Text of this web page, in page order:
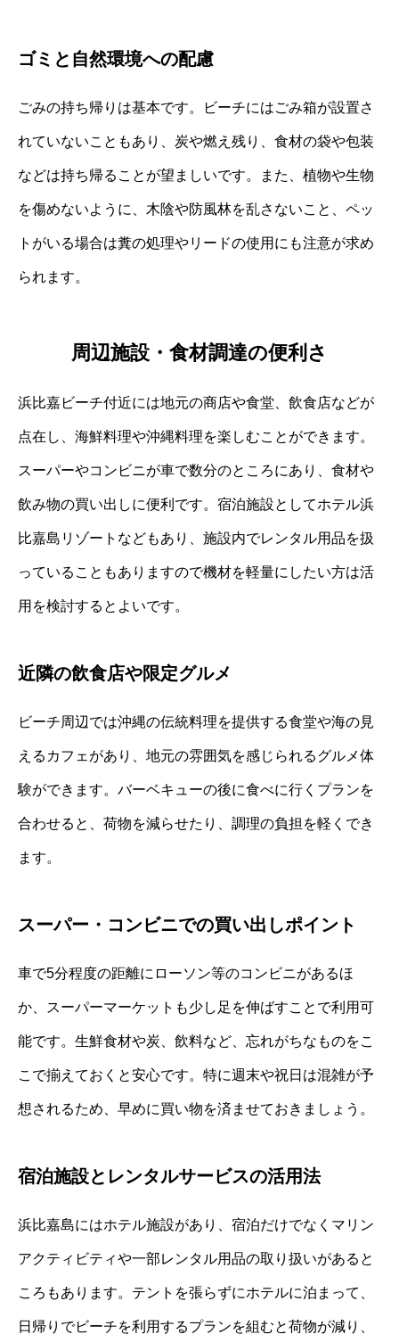
ゴミと自然環境への配慮
ごみの持ち帰りは基本です。ビーチにはごみ箱が設置さ
れていないこともあり、炭や燃え残り、食材の袋や包装
などは持ち帰ることが望ましいです。また、植物や生物
を傷めないように、木陰や防風林を乱さないこと、ペッ
トがいる場合は糞の処理やリードの使用にも注意が求め
られます。
周辺施設・食材調達の便利さ
浜比嘉ビーチ付近には地元の商店や食堂、飲食店などが
点在し、海鮮料理や沖縄料理を楽しむことができます。
スーパーやコンビニが車で数分のところにあり、食材や
飲み物の買い出しに便利です。宿泊施設としてホテル浜
比嘉島リゾートなどもあり、施設内でレンタル用品を扱
っていることもありますので機材を軽量にしたい方は活
用を検討するとよいです。
近隣の飲食店や限定グルメ
ビーチ周辺では沖縄の伝統料理を提供する食堂や海の見
えるカフェがあり、地元の雰囲気を感じられるグルメ体
験ができます。バーベキューの後に食べに行くプランを
合わせると、荷物を減らせたり、調理の負担を軽くでき
ます。
スーパー・コンビニでの買い出しポイント
車で5分程度の距離にローソン等のコンビニがあるほ
か、スーパーマーケットも少し足を伸ばすことで利用可
能です。生鮮食材や炭、飲料など、忘れがちなものをこ
こで揃えておくと安心です。特に週末や祝日は混雑が予
想されるため、早めに買い物を済ませておきましょう。
宿泊施設とレンタルサービスの活用法
浜比嘉島にはホテル施設があり、宿泊だけでなくマリン
アクティビティや一部レンタル用品の取り扱いがあると
ころもあります。テントを張らずにホテルに泊まって、
日帰りでビーチを利用するプランを組むと荷物が減り、